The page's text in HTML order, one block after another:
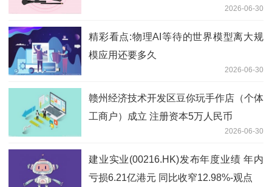
2026-06-30
精彩看点:物理AI等待的世界模型离大规
模应用还要多久
2026-06-30
赣州经济技术开发区豆你玩手作店（个体
工商户）成立 注册资本5万人民币
2026-06-30
建业实业(00216.HK)发布年度业绩 年内
亏损6.21亿港元 同比收窄12.98%-观点